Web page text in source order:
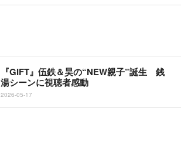
『GIFT』伍鉄＆昊の“NEW親子”誕生 銭
湯シーンに視聴者感動
2026-05-17